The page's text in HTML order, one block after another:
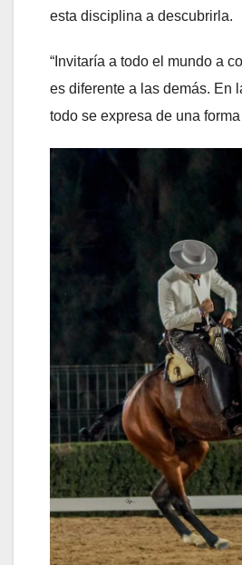
esta disciplina a descubrirla.
“Invitaría a todo el mundo a
es diferente a las demás. En
todo se expresa de una forma